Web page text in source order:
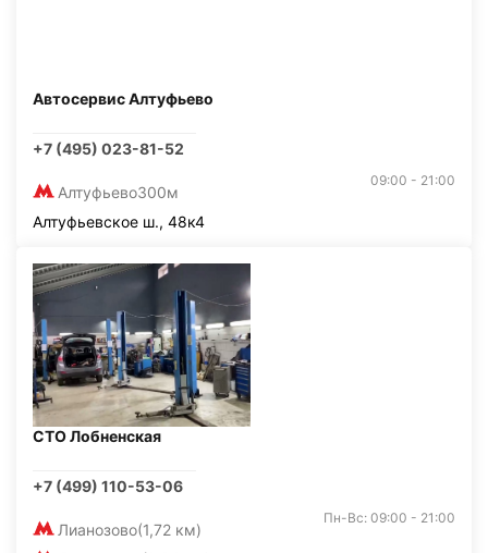
Автосервис Алтуфьево
+7 (495) 023-81-52
Алтуфьево300м
09:00 - 21:00
Алтуфьевское ш., 48к4
СТО Лобненская
+7 (499) 110-53-06
Лианозово(1,72 км)
Пн-Вс: 09:00 - 21:00